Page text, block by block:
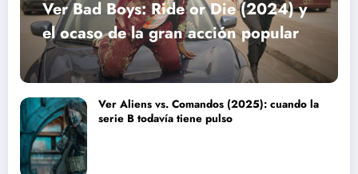
Ver Bad Boys: Ride or Die (2024) y
el ocaso de la gran acción popular
Ver Aliens vs. Comandos (2025): cuando la
serie B todavía tiene pulso